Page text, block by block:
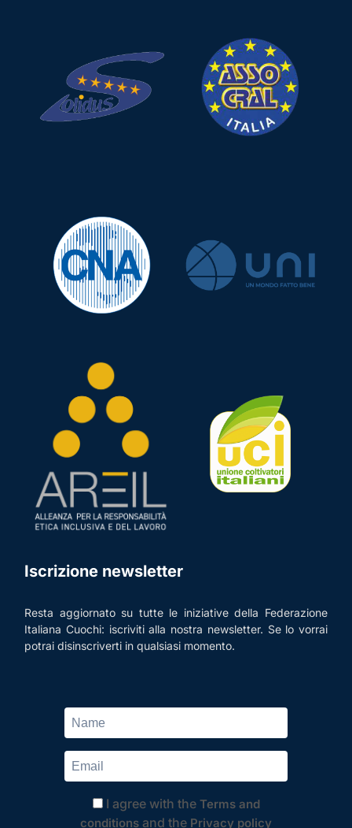
Iscrizione newsletter
Resta aggiornato su tutte le iniziative della Federazione
Italiana Cuochi: iscriviti alla nostra newsletter. Se lo vorrai
potrai disinscriverti in qualsiasi momento.
I agree with the Terms and
conditions and the Privacy policy